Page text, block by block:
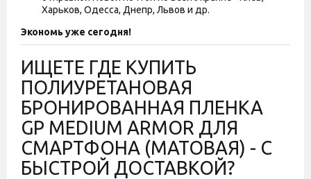
Харьков, Одесса, Днепр, Львов и др.
Экономь уже сегодня!
ИЩЕТЕ ГДЕ КУПИТЬ
ПОЛИУРЕТАНОВАЯ
БРОНИРОВАННАЯ ПЛЕНКА
GP MEDIUM ARMOR ДЛЯ
СМАРТФОНА (МАТОВАЯ) - С
БЫСТРОЙ ДОСТАВКОЙ?